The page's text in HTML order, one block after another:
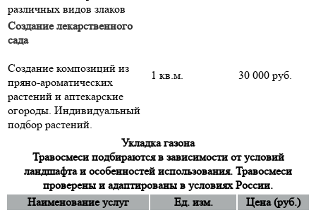
различных видов злаков
Создание лекарственного
сада
Создание композиций из
пряно-ароматических
растений и аптекарские
огороды. Индивидуальный
подбор растений.
1 кв.м. 30 000 руб.
Укладка газона
Травосмеси подбираются в зависимости от условий
ландшафта и особенностей использования. Травосмеси
проверены и адаптированы в условиях России.
Наименование услуг
Ед. изм.
Цена (руб.)